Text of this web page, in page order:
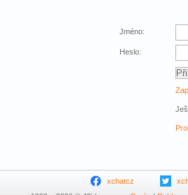
Jméno:
Heslo:
xchatcz